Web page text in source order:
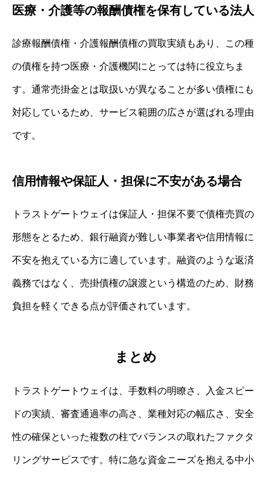
医療・介護等の報酬債権を保有している法人
診療報酬債権・介護報酬債権の買取実績もあり、この種
の債権を持つ医療・介護機関にとっては特に役立ちま
す。通常売掛金とは取扱いが異なることが多い債権にも
対応しているため、サービス範囲の広さが選ばれる理由
です。
信用情報や保証人・担保に不安がある場合
トラストゲートウェイは保証人・担保不要で債権売買の
形態をとるため、銀行融資が難しい事業者や信用情報に
不安を抱えている方に適しています。融資のような返済
義務ではなく、売掛債権の譲渡という構造のため、財務
負担を軽くできる点が評価されています。
まとめ
トラストゲートウェイは、手数料の明瞭さ、入金スピー
ドの実績、審査通過率の高さ、業種対応の幅広さ、安全
性の確保といった複数の柱でバランスの取れたファクタ
リングサービスです。特に急な資金ニーズを抱える中小